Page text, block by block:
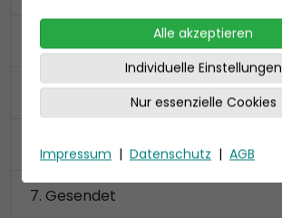
Reiseversicherung
Zusammenfassung
Gesendet
Alle akzeptieren
Individuelle Einstellungen
Nur essenzielle Cookies
Impressum | Datenschutz | AGB